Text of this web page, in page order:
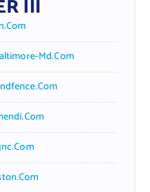
III
Md.com